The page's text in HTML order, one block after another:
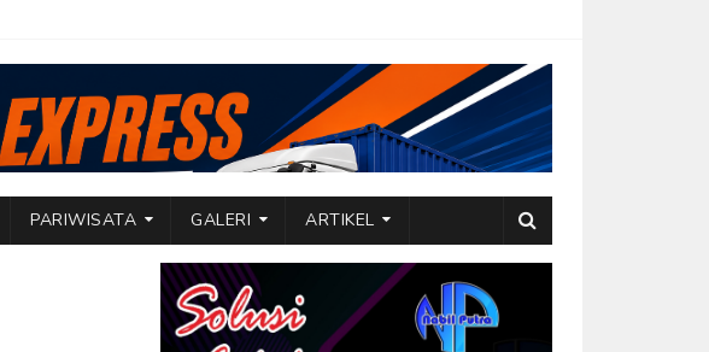
PARIWISATA GALERI ARTIKEL